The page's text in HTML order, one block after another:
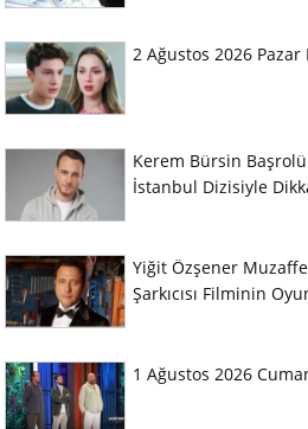
2 Ağustos 2026 Pazar
Kerem Bürsin
İstanbul Dizisiyle
Yiğit Özşener
Şarkıcısı Filminin
1 Ağustos 2026